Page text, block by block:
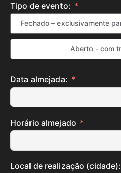
Tipo de evento:
Fechado – exclusivamente
Aberto - com
Data almejada:
Horário almejado
Local de realização (cidade):